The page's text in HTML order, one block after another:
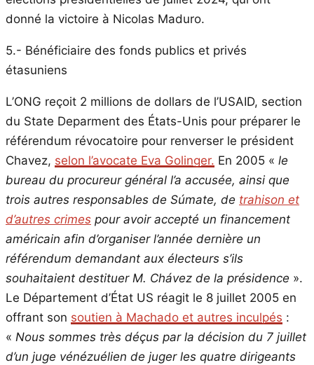
donné la victoire à Nicolas Maduro.
5.- Bénéficiaire des fonds publics et privés
étasuniens
L’ONG reçoit 2 millions de dollars de l’USAID, section
du State Deparment des États-Unis pour préparer le
référendum révocatoire pour renverser le président
Chavez, selon l’avocate Eva Golinger. En 2005 « le
bureau du procureur général l’a accusée, ainsi que
trois autres responsables de Súmate, de trahison et
d’autres crimes pour avoir accepté un financement
américain afin d’organiser l’année dernière un
référendum demandant aux électeurs s’ils
souhaitaient destituer M. Chávez de la présidence ».
Le Département d’État US réagit le 8 juillet 2005 en
offrant son soutien à Machado et autres inculpés :
« Nous sommes très déçus par la décision du 7 juillet
d’un juge vénézuélien de juger les quatre dirigeants